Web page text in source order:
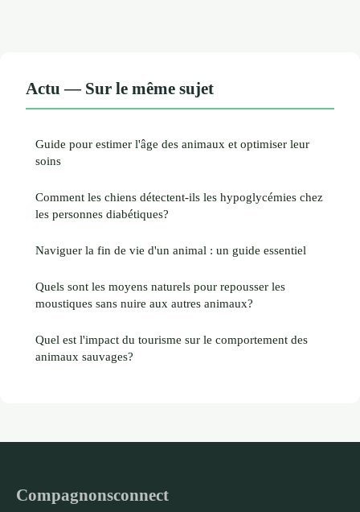
Actu — Sur le même sujet
Guide pour estimer l'âge des animaux et optimiser leur
soins
Comment les chiens détectent-ils les hypoglycémies chez
les personnes diabétiques?
Naviguer la fin de vie d'un animal : un guide essentiel
Quels sont les moyens naturels pour repousser les
moustiques sans nuire aux autres animaux?
Quel est l'impact du tourisme sur le comportement des
animaux sauvages?
Compagnonsconnect